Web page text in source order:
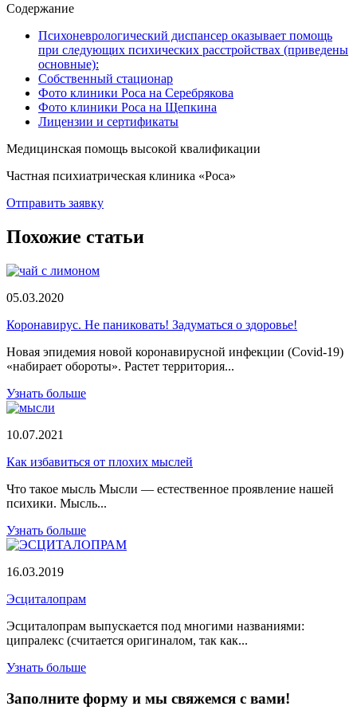
Содержание
Психоневрологический диспансер оказывает помощь
при следующих психических расстройствах (приведены
основные):
Собственный стационар
Фото клиники Роса на Серебрякова
Фото клиники Роса на Щепкина
Лицензии и сертификаты
Медицинская помощь высокой квалификации
Частная психиатрическая клиника «Роса»
Отправить заявку
Похожие статьи
05.03.2020
Коронавирус. Не паниковать! Задуматься о здоровье!
Новая эпидемия новой коронавирусной инфекции (Covid-19)
«набирает обороты». Растет территория...
Узнать больше
10.07.2021
Как избавиться от плохих мыслей
Что такое мысль Мысли — естественное проявление нашей
психики. Мысль...
Узнать больше
16.03.2019
Эсциталопрам
Эсциталопрам выпускается под многими названиями:
ципралекс (считается оригиналом, так как...
Узнать больше
Заполните форму и мы свяжемся с вами!